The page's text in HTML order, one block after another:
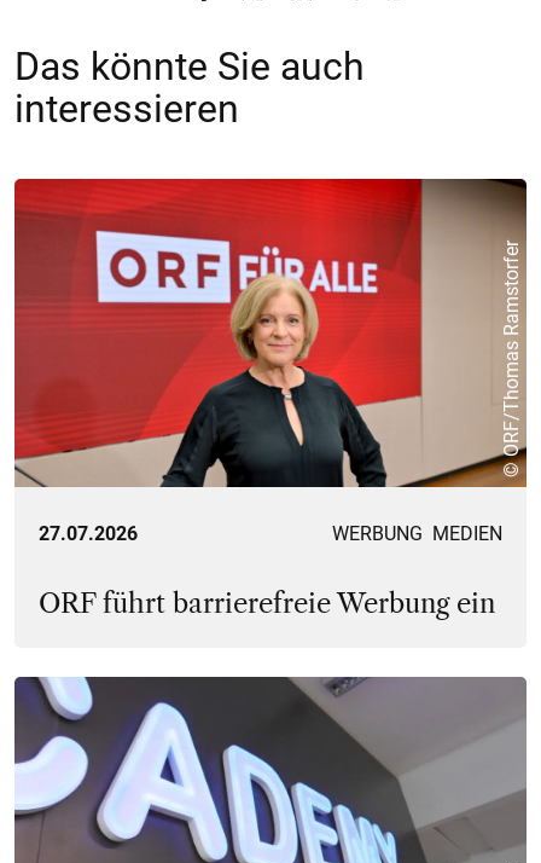
Das könnte Sie auch
interessieren
© ORF/Thomas Ramstorfer
27.07.2026 WERBUNG MEDIEN
ORF führt barrierefreie Werbung ein